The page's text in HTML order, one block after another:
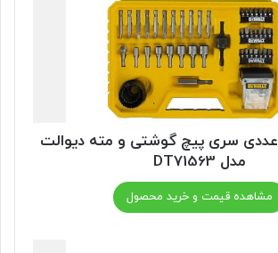
مجموعه ۱۰۰ عددی سری پیچ گوشتی و مته دیوالت
مدل DT71563
مشاهده قیمت و خرید محصول